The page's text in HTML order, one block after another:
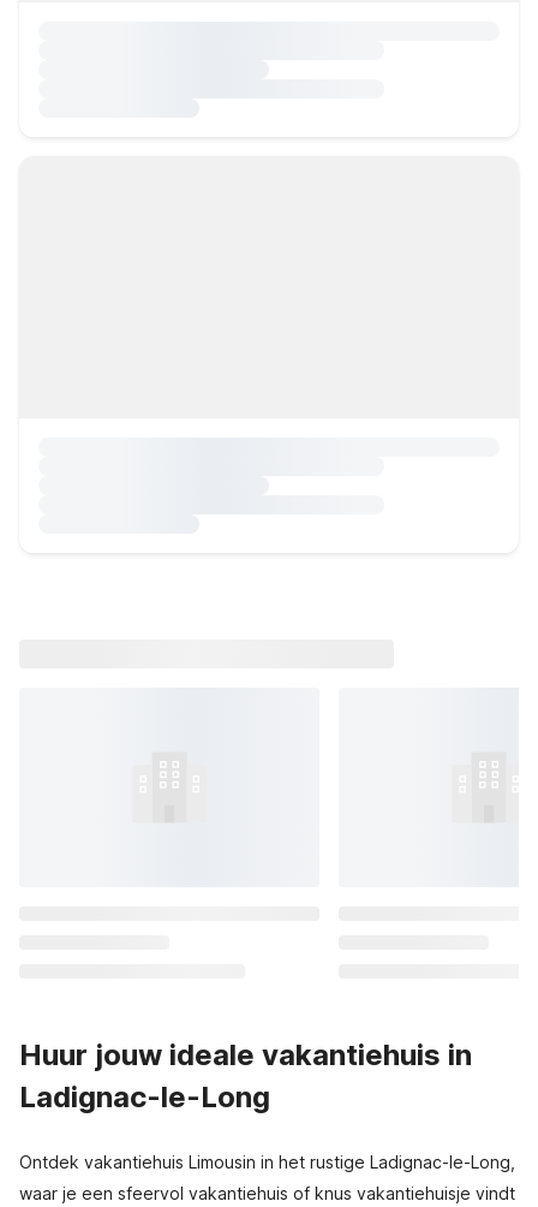
Huur jouw ideale vakantiehuis in
Ladignac-le-Long
Ontdek vakantiehuis Limousin in het rustige Ladignac-le-Long,
waar je een sfeervol vakantiehuis of knus vakantiehuisje vindt